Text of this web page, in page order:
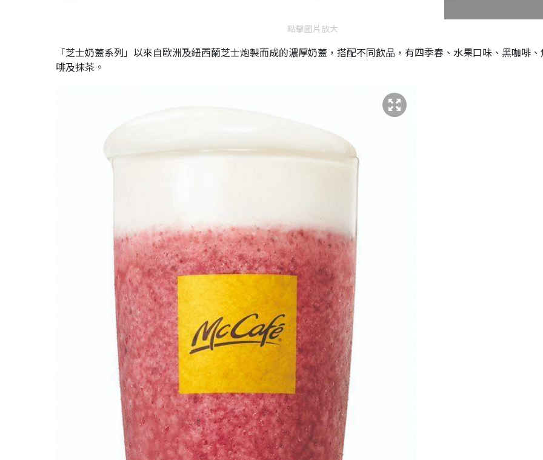
點擊圖片放大
「芝士奶蓋系列」以來自歐洲及紐西蘭芝士炮製而成的濃厚奶蓋，搭配不同飲品，有四季春、水果口味、黑咖啡
啡及抹茶。